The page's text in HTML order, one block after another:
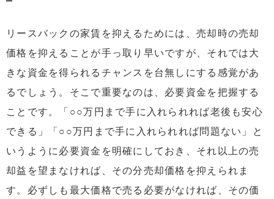
リースバックの家賃を抑えるためには、売却時の売却
価格を抑えることが手っ取り早いですが、それでは大
きな資金を得られるチャンスを台無しにする感覚があ
るでしょう。そこで重要なのは、必要資金を把握する
ことです。「○○万円まで手に入れられれば老後も安心
できる」「○○万円まで手に入れられれば問題ない」と
いうように必要資金を明確にしておき、それ以上の売
却益を望まなければ、その分売却価格を抑えられま
す。必ずしも最大価格で売る必要がなければ、その価